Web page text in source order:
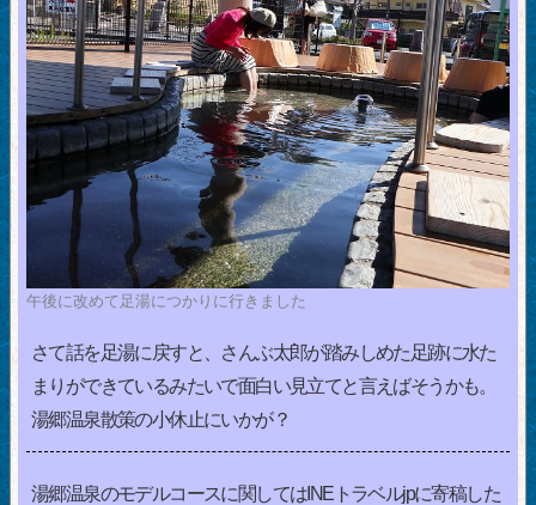
午後に改めて足湯につかりに行きました
さて話を足湯に戻すと、さんぶ太郎が踏みしめた足跡に水た
まりができているみたいで面白い見立てと言えばそうかも。
湯郷温泉散策の小休止にいかが？
湯郷温泉のモデルコースに関してはINEトラベルjpに寄稿した